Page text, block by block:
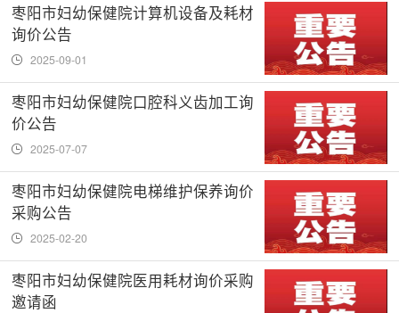
枣阳市妇幼保健院计算机设备及耗材
询价公告
2025-09-01
枣阳市妇幼保健院口腔科义齿加工询
价公告
2025-07-07
枣阳市妇幼保健院电梯维护保养询价
采购公告
2025-02-20
枣阳市妇幼保健院医用耗材询价采购
邀请函